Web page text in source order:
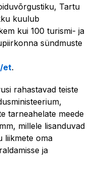
Tartu
kuulub
kui 100 turismi- ja
sündmuste
et.
rahastavad teiste
tarneahelate meede
millele lisanduvad
liikmete oma
ja